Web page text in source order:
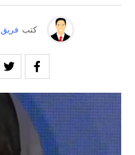
كتب فريق